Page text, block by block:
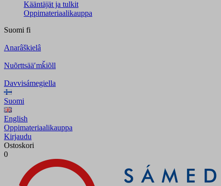
Kääntäjät ja tulkit
Oppimateriaalikauppa
Suomi fi
Anarâškielâ
Nuõrttsääʹmǩiõll
Davvisámegiella
Suomi
English
Oppimateriaalikauppa
Kirjaudu
Ostoskori
0